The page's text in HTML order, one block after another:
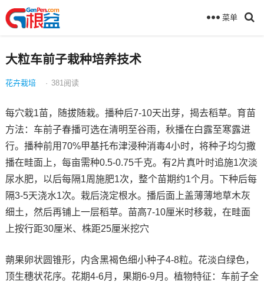
菜单
大粒车前子栽种培养技术
花卉栽培 · 381 阅读
每穴栽1苗，随拔随栽。播种后7-10天出芽，揭去稻草。育苗
方法：车前子春播可选在清明至谷雨，秋播在白露至寒露进
行。播种前用70%甲基托布津浸种消毒4小时，将种子均匀撒
播在畦面上，每亩需种0.5-0.75千克。有2片真叶时追施1次淡
尿水肥，以后每隔1周施肥1次，整个苗期约1个月。下种后每
隔3-5天浇水1次。栽后浇定根水。播后面上盖薄薄地草木灰
细土，然后再铺上一层稻草。苗高7-10厘米时移栽，在畦面
上按行距30厘米、株距25厘米挖穴
蒴果卵状圆锥形，内含黑褐色细小种子4-8粒。花淡白绿色，
顶生穗状花序。花期4-6月，果期6-9月。植物特征：车前子全